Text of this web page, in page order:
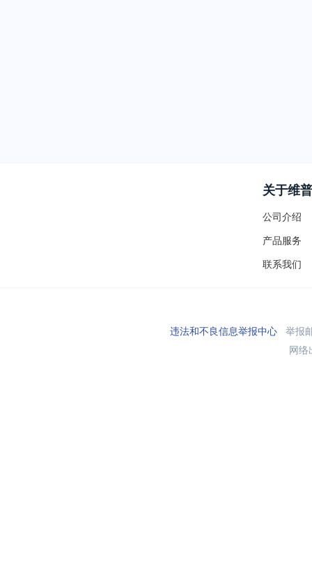
关于维普
公司介绍
产品服务
联系我们
违法和不良信息举报中心举报
网